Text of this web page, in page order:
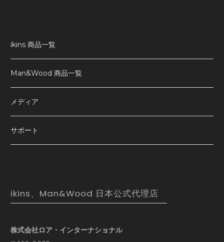
ikins 商品一覧
Man&Wood 商品一覧
メディア
サポート
ikins、Man&Wood 日本公式代理店
株式会社ロア・インターナショナル